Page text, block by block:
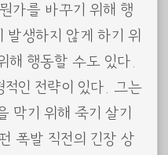
가를 바꾸기 위해 행
발생하지 않게 하기 위
해 행동할 수도 있다.
적인 전략이 있다. 그는
막기 위해 죽기 살기
폭발 직전의 긴장 상